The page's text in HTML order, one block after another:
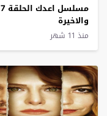
مسلسل اعدك الحلقة 7
والاخيرة
منذ 11 شهر